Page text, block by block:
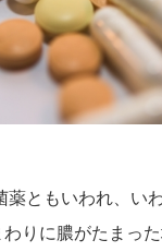
ともいわれ、い
りに膿がたまっ